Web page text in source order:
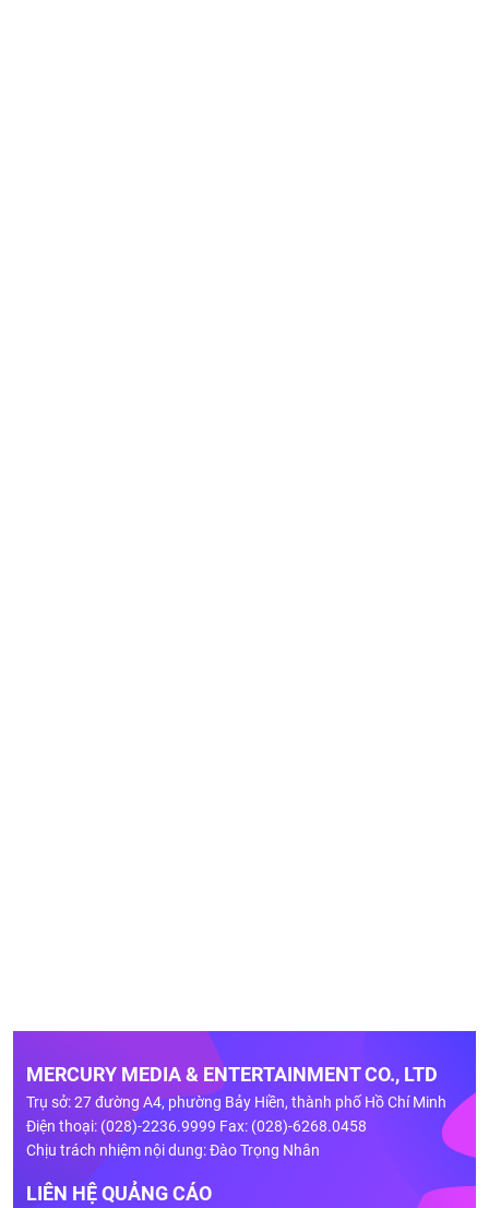
MERCURY MEDIA & ENTERTAINMENT CO., LTD
Trụ sở: 27 đường A4, phường Bảy Hiền, thành phố Hồ Chí Minh
Điện thoại: (028)-2236.9999 Fax: (028)-6268.0458
Chịu trách nhiệm nội dung: Đào Trọng Nhân
LIÊN HỆ QUẢNG CÁO